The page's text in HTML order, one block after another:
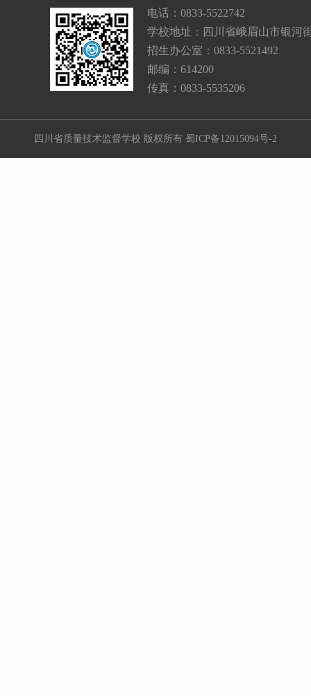
电话：0833-5522742
学校地址：四川省峨眉山市银河
招生办公室：0833-5521492
邮编：614200
传真：0833-5535206
四川省质量技术监督学校 版权所有 蜀ICP备12015094号-2